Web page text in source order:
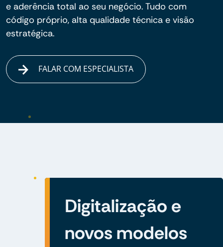
e aderência total ao seu negócio. Tudo com
código próprio, alta qualidade técnica e visão
estratégica.
FALAR COM ESPECIALISTA
Digitalização e
novos modelos